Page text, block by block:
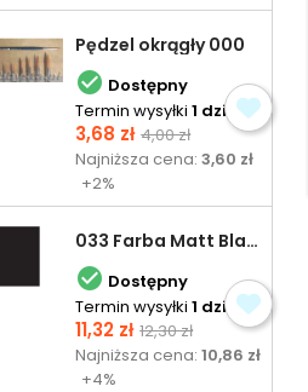
Pędzel okrągły 000
 Dostępny
Termin wysyłki 1 dzień
Cena
3,68 zł Cena
podstawowa
4,00 zł
Najniższa cena:3,60 zł
+2%
033 Farba Matt Black - olejna
 Dostępny
Termin wysyłki 1 dzień
Cena
11,32 zł Cena
podstawowa
12,30 zł
Najniższa cena:10,86 zł
+4%